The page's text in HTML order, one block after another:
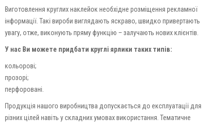
Виготовлення круглих наклейок необхідне розміщення рекламної
інформації. Такі вироби виглядають яскраво, швидко привертають
увагу, отже, виконують пряму функцію – залучають нових клієнтів.
У нас Ви можете придбати круглі ярлики таких типів:
кольорові;
прозорі;
перфоровані.
Продукція нашого виробництва допускається до експлуатації для
різних цілей навіть у складних умовах використання. Тематичне